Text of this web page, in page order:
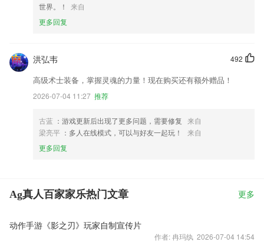
世界。！
来自
更多回复
492
洪弘韦
高级术士装备，掌握灵魂的力量！现在购买还有额外赠品！
2026-07-04 11:27 推荐
古蓝 ：游戏更新后出现了更多问题，需要修复 来自
梁亮平 ：多人在线模式，可以与好友一起玩！
来自
更多回复
Ag真人百家家乐热门文章 更多
动作手游《影之刃》玩家自制宣传片
作者: 冉玛纨 2026-07-04 14:54